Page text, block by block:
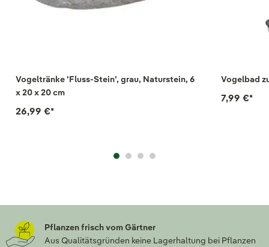
Vogeltränke 'Fluss-Stein', grau, Naturstein, 6
x 20 x 20 cm
26,99 €*
Vogelbad
7,99 €*
Pflanzen frisch vom Gärtner
Aus Qualitätsgründen keine Lagerhaltung bei Pflanzen